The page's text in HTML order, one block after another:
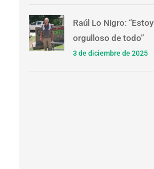
Raúl Lo Nigro: “Estoy
orgulloso de todo”
3 de diciembre de 2025